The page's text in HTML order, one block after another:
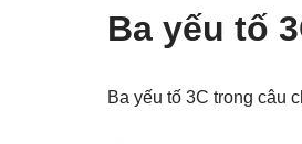
Ba yếu tố
Ba yếu tố 3C trong câu